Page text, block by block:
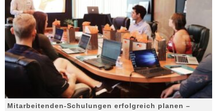
Mitarbeitenden-Schulungen erfolgreich planen –